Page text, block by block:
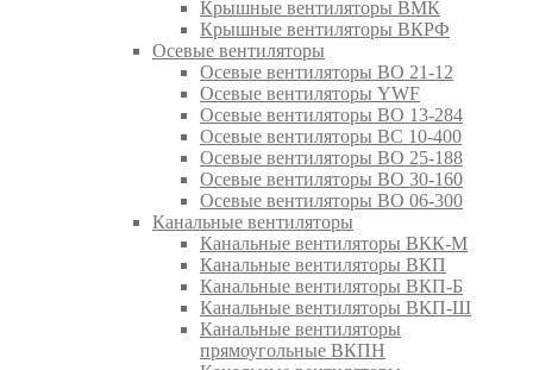
Крышные вентиляторы ВМК
Крышные вентиляторы ВКРФ
Осевые вентиляторы
Осевые вентиляторы ВО 21-12
Осевые вентиляторы YWF
Осевые вентиляторы ВО 13-284
Осевые вентиляторы ВС 10-400
Осевые вентиляторы ВО 25-188
Осевые вентиляторы ВО 30-160
Осевые вентиляторы ВО 06-300
Канальные вентиляторы
Канальные вентиляторы ВКК-М
Канальные вентиляторы ВКП
Канальные вентиляторы ВКП-Б
Канальные вентиляторы ВКП-Ш
Канальные вентиляторы
прямоугольные ВКПН